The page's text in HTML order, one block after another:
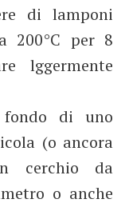
di lamponi
200°C per 8
lggermente
di uno
(o ancora
cerchio da
o anche